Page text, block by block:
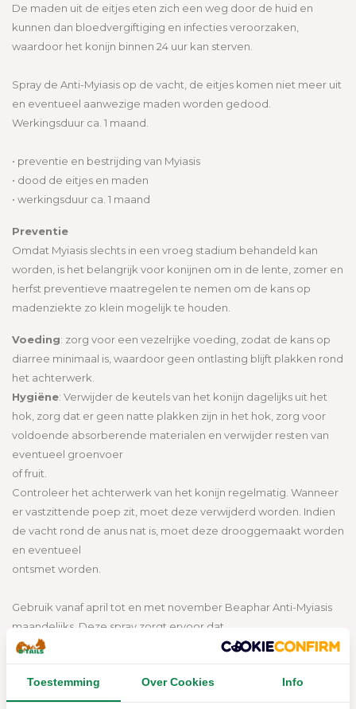
De maden uit de eitjes eten zich een weg door de huid en
kunnen dan bloedvergiftiging en infecties veroorzaken,
waardoor het konijn binnen 24 uur kan sterven.
Spray de Anti-Myiasis op de vacht, de eitjes komen niet meer uit
en eventueel aanwezige maden worden gedood.
Werkingsduur ca. 1 maand.
• preventie en bestrijding van Myiasis
• dood de eitjes en maden
• werkingsduur ca. 1 maand
Preventie
Omdat Myiasis slechts in een vroeg stadium behandeld kan
worden, is het belangrijk voor konijnen om in de lente, zomer en
herfst preventieve maatregelen te nemen om de kans op
madenziekte zo klein mogelijk te houden.
Voeding: zorg voor een vezelrijke voeding, zodat de kans op
diarree minimaal is, waardoor geen ontlasting blijft plakken rond
het achterwerk.
Hygiëne: Verwijder de keutels van het konijn dagelijks uit het
hok, zorg dat er geen natte plakken zijn in het hok, zorg voor
voldoende absorberende materialen en verwijder resten van
eventueel groenvoer
of fruit.
Controleer het achterwerk van het konijn regelmatig. Wanneer
er vastzittende poep zit, moet deze verwijderd worden. Indien
de vacht rond de anus nat is, moet deze drooggemaakt worden
en eventueel
ontsmet worden.
Gebruik vanaf april tot en met november Beaphar Anti-Myiasis
maandelijks. Deze spray zorgt ervoor dat
de eitjes en maden worden gedood, zodat ze zich niet in de
huid kunnen vreten.
Toestemming Over Cookies Info